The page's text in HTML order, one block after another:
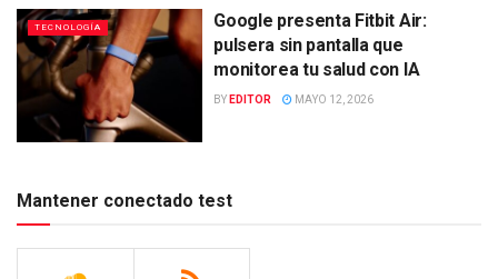
TECNOLOGÍA
Google presenta Fitbit Air:
pulsera sin pantalla que
monitorea tu salud con IA
BY EDITOR MAYO 12, 2026
Mantener conectado test